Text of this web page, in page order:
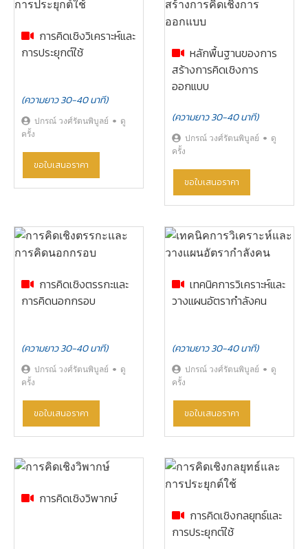
การคิดเชิงวิเคราะห์และ
การประยุกต์ใช้
(ความยาว 30-40 นาที)
ปกรณ์ วงศ์รัตนพิบูลย์ ดู
ครั้ง
ขอใบเสนอราคา
หลักพื้นฐานของการ
สร้างการคิดเชิงการ
ออกแบบ
(ความยาว 30-40 นาที)
ปกรณ์ วงศ์รัตนพิบูลย์ ดู
ครั้ง
ขอใบเสนอราคา
การคิดเชิงตรรกะและ
การคิดนอกกรอบ
(ความยาว 30-40 นาที)
ปกรณ์ วงศ์รัตนพิบูลย์ ดู
ครั้ง
ขอใบเสนอราคา
เทคนิคการวิเคราะห์และ
วางแผนอัตรากำลังคน
(ความยาว 30-40 นาที)
ปกรณ์ วงศ์รัตนพิบูลย์ ดู
ครั้ง
ขอใบเสนอราคา
การคิดเชิงวิพากษ์
การคิดเชิงกลยุทธ์และ
การประยุกต์ใช้